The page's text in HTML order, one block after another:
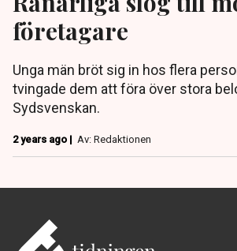
företagare
Unga män bröt sig in hos flera
tvingade dem att föra över stora
Sydsvenskan.
2 years ago | Av: Redaktionen